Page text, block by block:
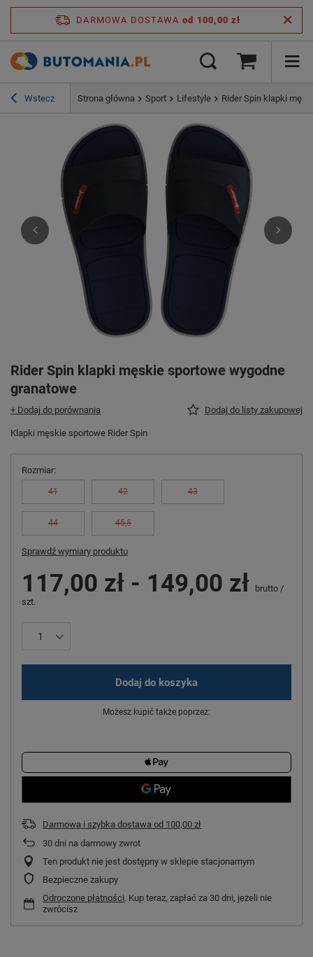
DARMOWA DOSTAWA od 100,00 zł
Wstecz Strona główna Sport Lifestyle Rider Spin klapki
Rider Spin klapki męskie sportowe wygodne
granatowe
+ Dodaj do porównania Dodaj do listy zakupowej
Klapki męskie sportowe Rider Spin
Rozmiar
41 42 43
44 45,5
Sprawdź wymiary produktu
117,00 zł - 149,00 zł brutto /
szt.
Dodaj do koszyka
Możesz kupić także poprzez:
Darmowa i szybka dostawa od 100,00 zł
30 dni na darmowy zwrot
Ten produkt nie jest dostępny w sklepie stacjonarnym
Bezpieczne zakupy
Odroczone płatności. Kup teraz, zapłać za 30 dni, jeżeli nie
zwrócisz